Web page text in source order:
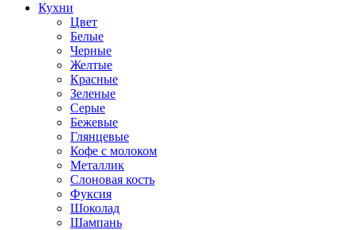
Кухни
Цвет
Белые
Черные
Желтые
Красные
Зеленые
Серые
Бежевые
Глянцевые
Кофе с молоком
Металлик
Слоновая кость
Фуксия
Шоколад
Шампань